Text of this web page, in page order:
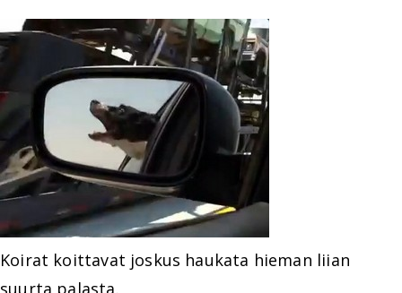
Koirat koittavat joskus haukata hieman liian
suurta palasta.